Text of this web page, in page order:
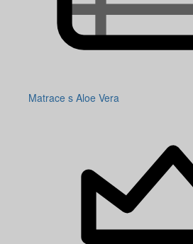
Matrace s Aloe Vera